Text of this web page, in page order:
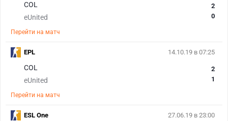
COL
eUnited
2
0
Перейти на матч
14.10.19 в 07:25
COL
eUnited
2
1
Перейти на матч
EPL
27.06.19 в 23:00
ESL One